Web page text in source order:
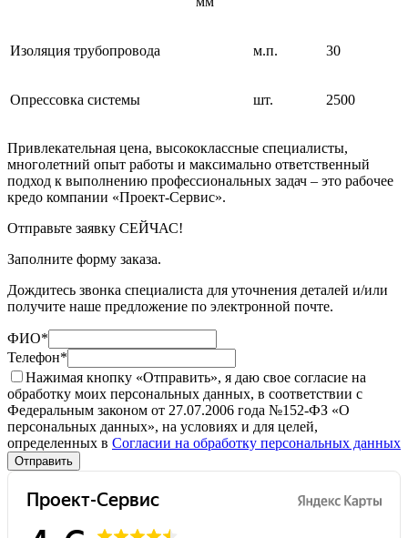
Изоляция трубопровода м.п. 30
Опрессовка системы шт. 2500
Привлекательная цена, высококлассные специалисты,
многолетний опыт работы и максимально ответственный
подход к выполнению профессиональных задач – это рабочее
кредо компании «Проект-Сервис».
Отправьте заявку СЕЙЧАС!
Заполните форму заказа.
Дождитесь звонка специалиста для уточнения деталей и/или
получите наше предложение по электронной почте.
ФИО*
Телефон*
Нажимая кнопку «Отправить», я даю свое согласие на
обработку моих персональных данных, в соответствии с
Федеральным законом от 27.07.2006 года №152-ФЗ «О
персональных данных», на условиях и для целей,
определенных в Согласии на обработку персональных данных
Отправить